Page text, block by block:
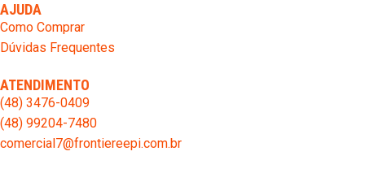
AJUDA
Como Comprar
Dúvidas Frequentes
ATENDIMENTO
(48) 3476-0409
(48) 99204-7480
comercial7@frontiereepi.com.br